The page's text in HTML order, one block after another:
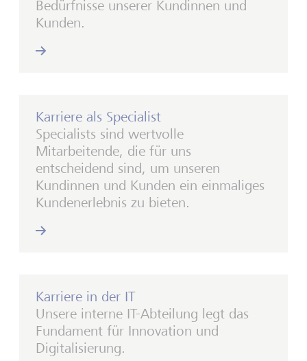
Bedürfnisse unserer Kundinnen und
Kunden.
Karriere als Specialist
Specialists sind wertvolle
Mitarbeitende, die für uns
entscheidend sind, um unseren
Kundinnen und Kunden ein einmaliges
Kundenerlebnis zu bieten.
Karriere in der IT
Unsere interne IT-Abteilung legt das
Fundament für Innovation und
Digitalisierung.